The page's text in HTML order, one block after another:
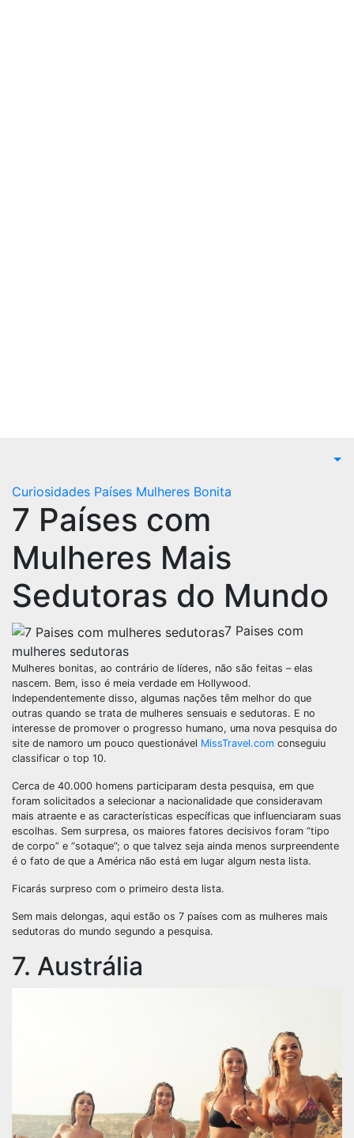
Curiosidades Países Mulheres Bonita
7 Países com
Mulheres Mais
Sedutoras do Mundo
7 Paises com
mulheres sedutoras
Mulheres bonitas, ao contrário de líderes, não são feitas – elas
nascem. Bem, isso é meia verdade em Hollywood.
Independentemente disso, algumas nações têm melhor do que
outras quando se trata de mulheres sensuais e sedutoras. E no
interesse de promover o progresso humano, uma nova pesquisa do
site de namoro um pouco questionável MissTravel.com conseguiu
classificar o top 10.
Cerca de 40.000 homens participaram desta pesquisa, em que
foram solicitados a selecionar a nacionalidade que consideravam
mais atraente e as características específicas que influenciaram suas
escolhas. Sem surpresa, os maiores fatores decisivos foram “tipo
de corpo” e “sotaque”; o que talvez seja ainda menos surpreendente
é o fato de que a América não está em lugar algum nesta lista.
Ficarás surpreso com o primeiro desta lista.
Sem mais delongas, aqui estão os 7 países com as mulheres mais
sedutoras do mundo segundo a pesquisa.
7. Austrália